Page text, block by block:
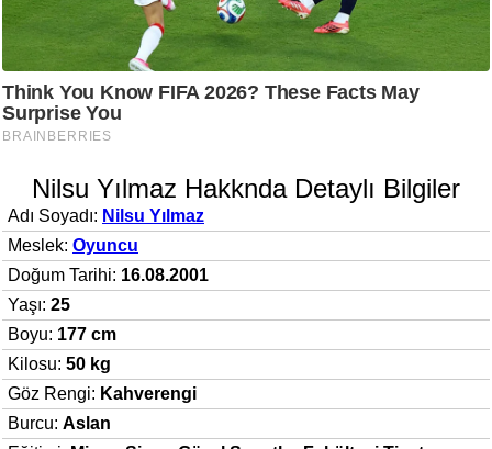
Nilsu Yılmaz Hakknda Detaylı Bilgiler
Adı Soyadı: Nilsu Yılmaz
Meslek: Oyuncu
Doğum Tarihi: 16.08.2001
Yaşı: 25
Boyu: 177 cm
Kilosu: 50 kg
Göz Rengi: Kahverengi
Burcu: Aslan